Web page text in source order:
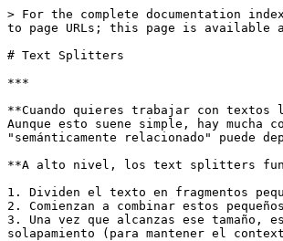
> For the complete documentation
to page URLs; this page is available
# Text Splitters
***
**Cuando quieres trabajar con
Aunque esto suene simple, hay
"semánticamente relacionado" puede
**A alto nivel, los text splitters
1. Dividen el texto en fragmentos
2. Comienzan a combinar estos
3. Una vez que alcanzas ese tamaño,
solapamiento (para mantener el